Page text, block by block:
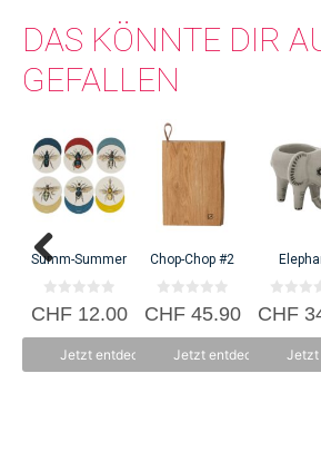
DAS KÖNNTE DIR
GEFALLEN
Summ-Summer
0
v
CHF12.00
Jetzt entdecken
Chop-Chop #2
0
v
CHF45.90
Jetzt entdecken
0
v
CHF
Jetzt